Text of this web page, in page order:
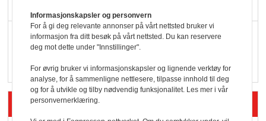
Q passerte 1 milliard i
Rema i 2025
Siste artikler - Økologisk
Informasjonskapsler og personvern
For å gi deg relevante annonser på vårt nettsted bruker vi
informasjon fra ditt besøk på vårt nettsted. Du kan reservere
deg mot dette under "Innstillinger".
For øvrig bruker vi informasjonskapsler og lignende verktøy for
analyse, for å sammenligne nettlesere, tilpasse innhold til deg
og for å utvikle og tilby nødvendig funksjonalitet. Les mer i vår
personvernerklæring.